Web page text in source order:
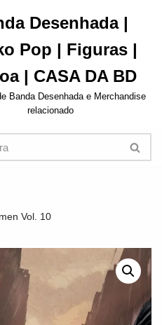
Desenhada |
Pop | Figuras |
| CASA DA BD
Banda Desenhada e Merchandise
relacionado
Vol. 10